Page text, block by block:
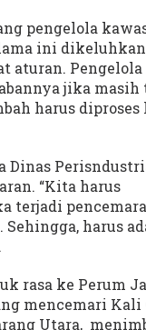
pengelola
ini
aturan.
jika masih
harus
Dinas
“Kita harus
terjadi
harus
rasa ke Perum
mencemari Kali
Utara,